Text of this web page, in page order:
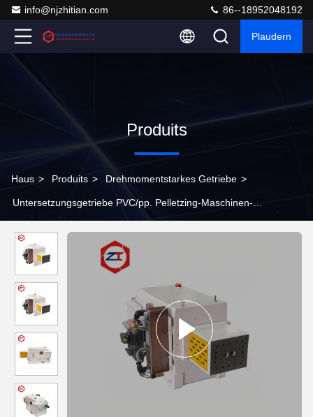
info@njzhitian.com 86--18952048192
Plaudern
Produits
Haus > Produits > Drehmomentstarkes Getriebe >
Untersetzungsgetriebe PVC/pp. Pelletzing-Maschinen-
11.26T/A3